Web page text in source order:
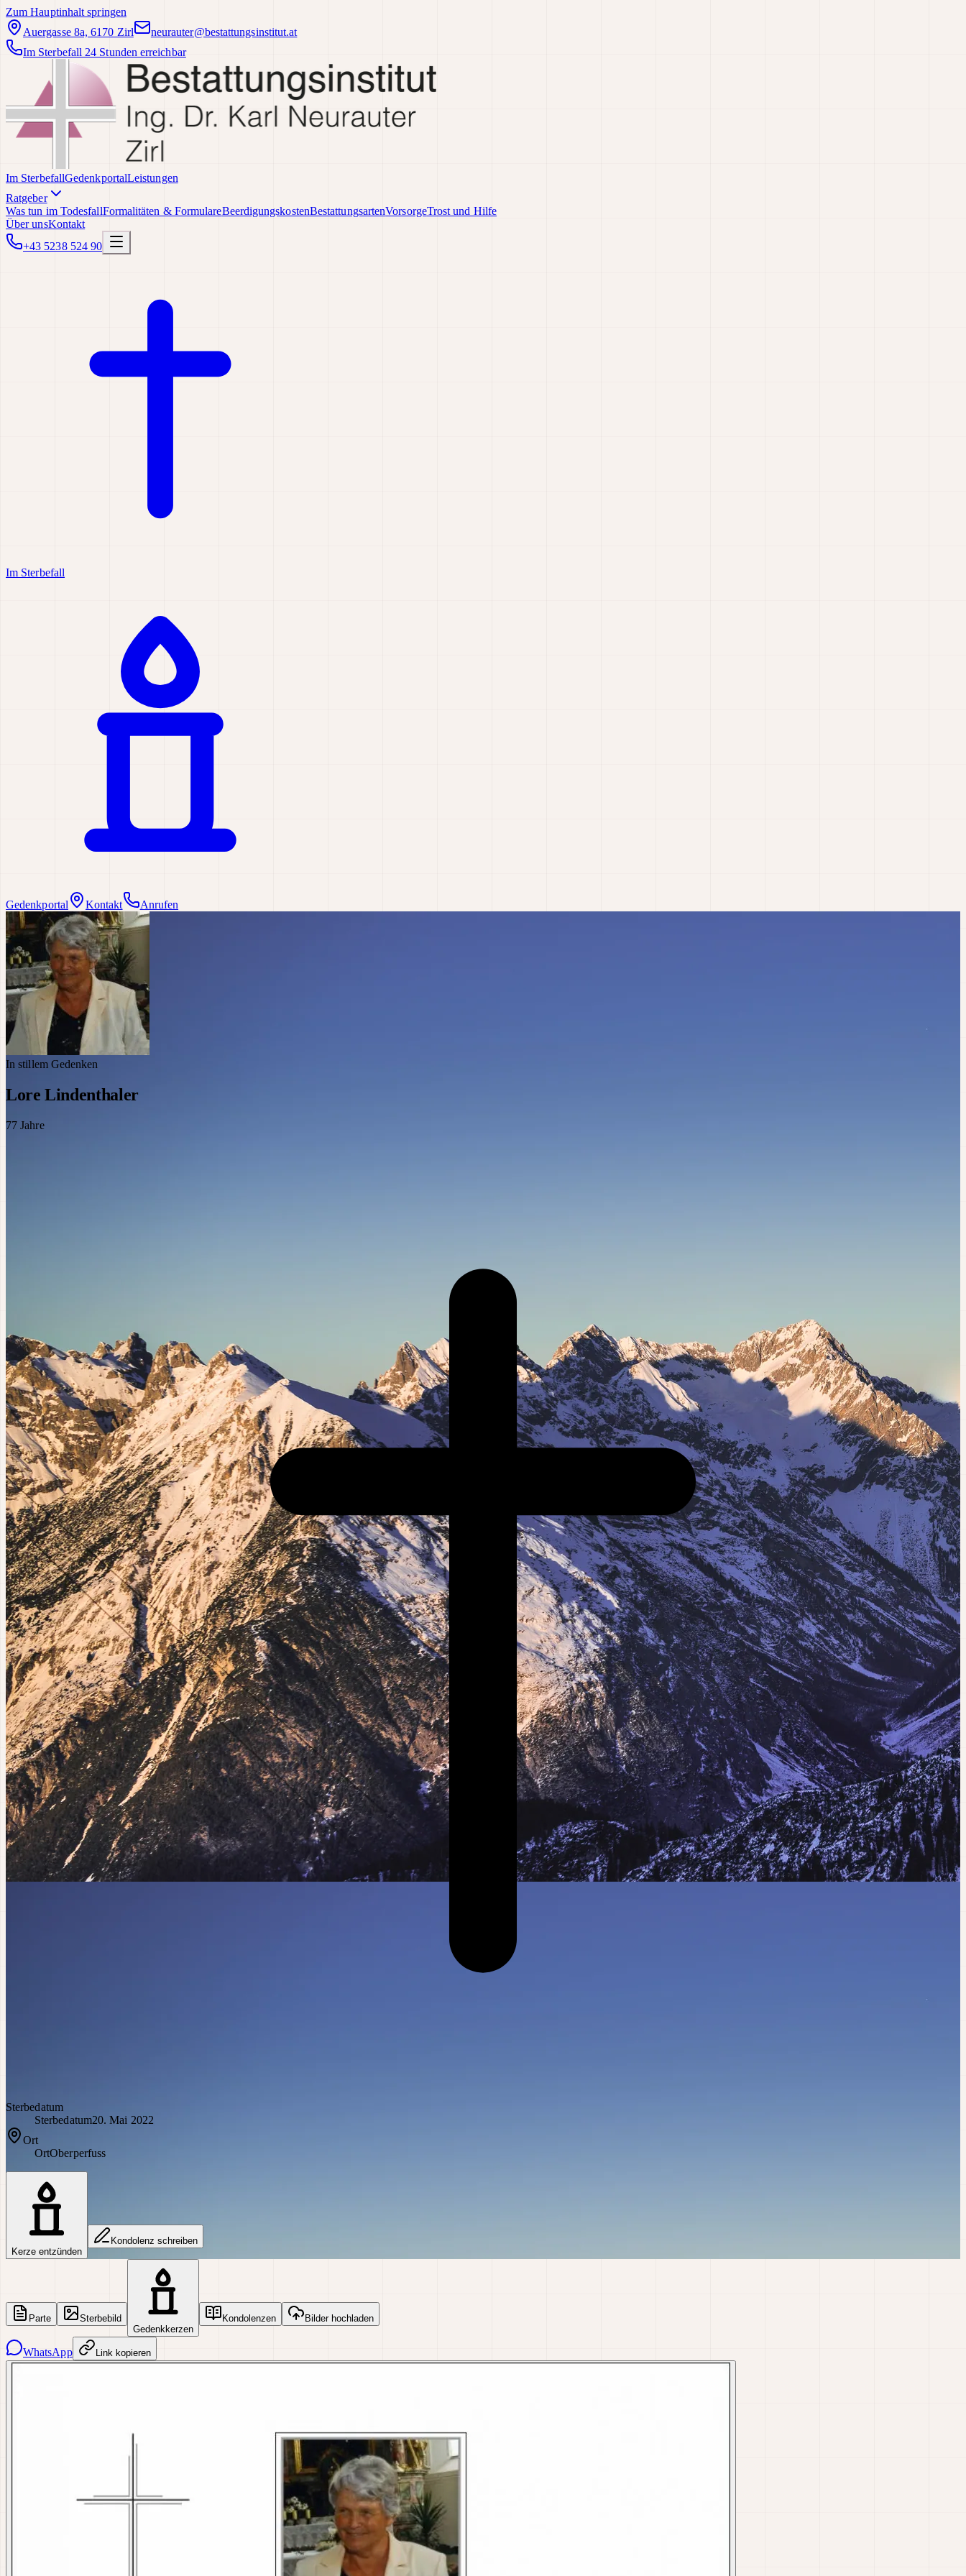
Zum Hauptinhalt springen
Auergasse 8a, 6170 Zirl
neurauter@bestattungsinstitut.at
Im Sterbefall 24 Stunden erreichbar
Im SterbefallGedenkportalLeistungen
Ratgeber
Was tun im TodesfallFormalitäten & FormulareBeerdigungskostenBestattungsartenVorsorgeTrost und Hilfe
Über unsKontakt
+43 5238 524 90
Im Sterbefall
Gedenkportal Kontakt Anrufen
In stillem Gedenken
Lore Lindenthaler
77 Jahre
Sterbedatum
Sterbedatum20. Mai 2022
Ort
OrtOberperfuss
Kerze entzünden
Kondolenz schreiben
Parte
Sterbebild
Gedenkkerzen
Kondolenzen Bilder hochladen
WhatsApp Link kopieren